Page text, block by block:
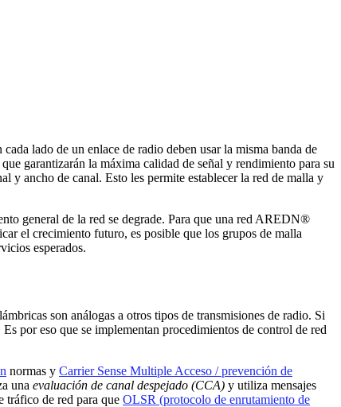
lado de un enlace de radio deben usar la misma banda de
garantizarán la máxima calidad de señal y rendimiento para su
y ancho de canal. Esto les permite establecer la red de malla y
general de la red se degrade. Para que una red AREDN®
el crecimiento futuro, es posible que los grupos de malla
esperados.
son análogas a otros tipos de transmisiones de radio. Si
por eso que se implementan procedimientos de control de red
normas y Carrier Sense Multiple Acceso / prevención de
una evaluación de canal despejado (CCA) y utiliza mensajes
tráfico de red para que OLSR (protocolo de enrutamiento de